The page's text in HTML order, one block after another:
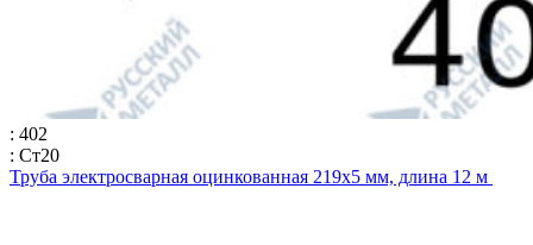
: 402
: Ст20
Труба электросварная оцинкованная 219х5 мм, длина 12 м